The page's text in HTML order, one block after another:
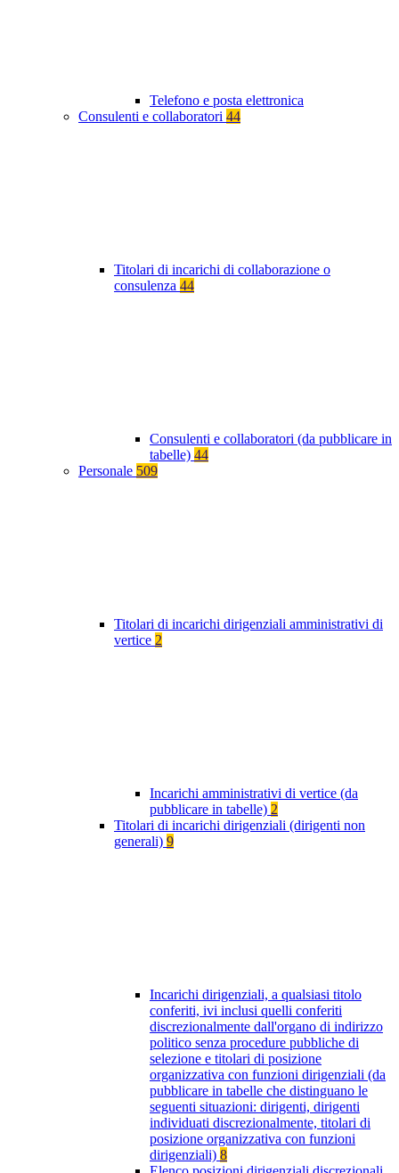
Telefono e posta elettronica
Consulenti e collaboratori 44
Titolari di incarichi di collaborazione o
consulenza 44
Consulenti e collaboratori (da pubblicare in
tabelle) 44
Personale 509
Titolari di incarichi dirigenziali amministrativi di
vertice 2
Incarichi amministrativi di vertice (da
pubblicare in tabelle) 2
Titolari di incarichi dirigenziali (dirigenti non
generali) 9
Incarichi dirigenziali, a qualsiasi titolo
conferiti, ivi inclusi quelli conferiti
discrezionalmente dall'organo di indirizzo
politico senza procedure pubbliche di
selezione e titolari di posizione
organizzativa con funzioni dirigenziali (da
pubblicare in tabelle che distinguano le
seguenti situazioni: dirigenti, dirigenti
individuati discrezionalmente, titolari di
posizione organizzativa con funzioni
dirigenziali) 8